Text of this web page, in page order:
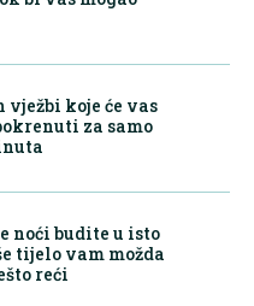
koje će vas
za samo
noći budite u isto
tijelo vam možda
reći